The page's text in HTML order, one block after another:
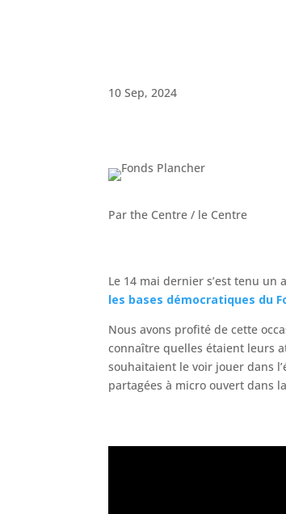
10 Sep, 2024
Par the Centre / le Centre
Le 14 mai dernier s’est tenu
les bases démocratiques du
Nous avons profité de cette
connaître quelles étaient leurs
souhaitaient le voir jouer dans
partagées à micro ouvert dans